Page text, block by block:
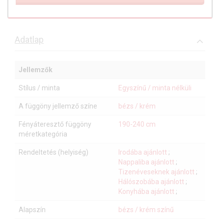
Adatlap
Jellemzők
Stílus / minta Egyszínű / minta nélküli
A függöny jellemző színe bézs / krém
Fényáteresztő függöny
méretkategória
190-240 cm
Rendeltetés (helyiség) Irodába ajánlott ;
Nappaliba ajánlott ;
Tizenéveseknek ajánlott ;
Hálószobába ajánlott ;
Konyhába ajánlott ;
Alapszín bézs / krém színű